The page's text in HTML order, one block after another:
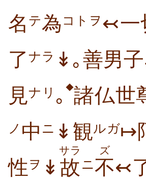
名 テ為コトヲ ↢一
了 ナラ ↡｡善男
見ナリ ｡ ◆諸仏世
ノ 中 ニ ↡観ルガ↦
性ヲ ↡ 故
サラ
ニ不
ズ
↢